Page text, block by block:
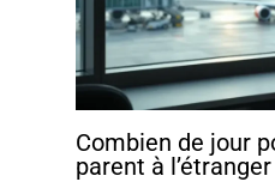
Combien de jour
parent à l’étranger